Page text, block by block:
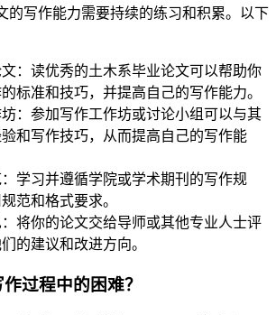
的写作能力需要持续的练习和积累。以下
：读优秀的土木系毕业论文可以帮助你
的标准和技巧，并提高自己的写作能力。
：参加写作工作坊或讨论小组可以与其
和写作技巧，从而提高自己的写作能
学习并遵循学院或学术期刊的写作规
范和格式要求。
将你的论文交给导师或其他专业人士评
的建议和改进方向。
过程中的困难？